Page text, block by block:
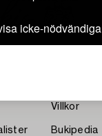
icke-nödvändiga
Villkor
Bukipedia